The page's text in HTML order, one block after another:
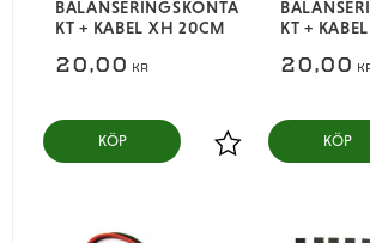
BALANSERINGSKONTA
KT + KABEL XH 20CM
20,00 KR
Lägg till i favoriter
KÖP
KT +
20,00
KÖP